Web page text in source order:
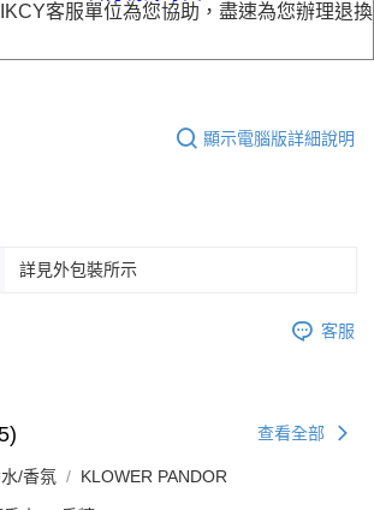
客服單位為您協助，盡速為您辦理退換
顯示電腦版詳細說明
詳見外包裝所示
客服
查看全部
/香氛 KLOWER PANDOR